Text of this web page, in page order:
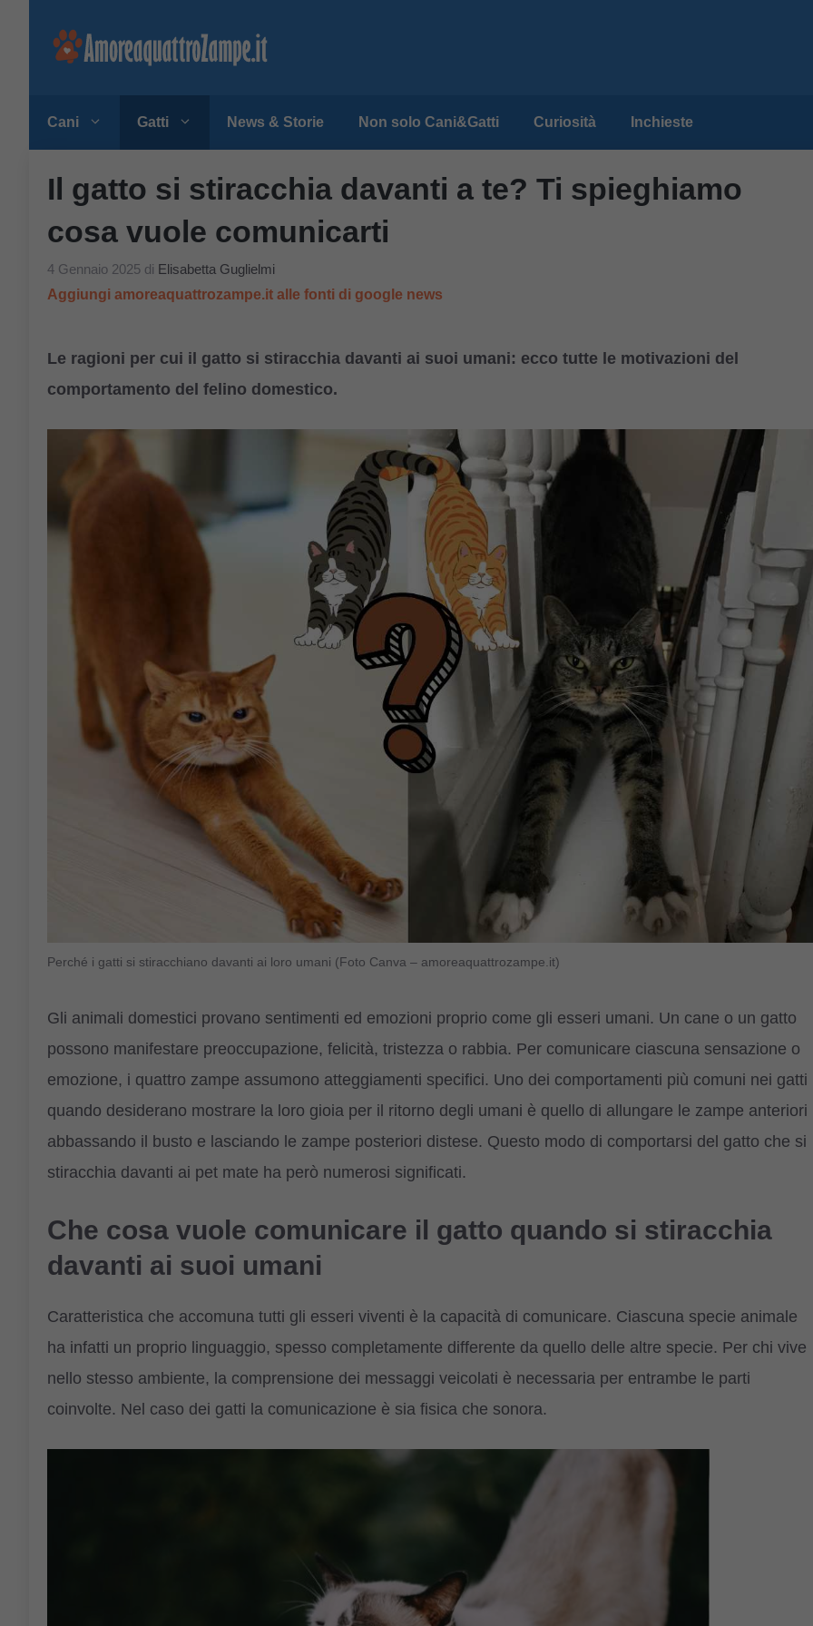
Cani Gatti News & Storie Non solo Cani&Gatti Curiosità Inchieste
Il gatto si stiracchia davanti a te? Ti spieghiamo
cosa vuole comunicarti
4 Gennaio 2025 di Elisabetta Guglielmi
Aggiungi amoreaquattrozampe.it alle fonti di google news
Le ragioni per cui il gatto si stiracchia davanti ai suoi umani: ecco tutte le motivazioni del
comportamento del felino domestico.
Perché i gatti si stiracchiano davanti ai loro umani (Foto Canva – amoreaquattrozampe.it)
Gli animali domestici provano sentimenti ed emozioni proprio come gli esseri umani. Un cane o un gatto
possono manifestare preoccupazione, felicità, tristezza o rabbia. Per comunicare ciascuna sensazione o
emozione, i quattro zampe assumono atteggiamenti specifici. Uno dei comportamenti più comuni nei gatti
quando desiderano mostrare la loro gioia per il ritorno degli umani è quello di allungare le zampe anteriori
abbassando il busto e lasciando le zampe posteriori distese. Questo modo di comportarsi del gatto che si
stiracchia davanti ai pet mate ha però numerosi significati.
Che cosa vuole comunicare il gatto quando si stiracchia
davanti ai suoi umani
Caratteristica che accomuna tutti gli esseri viventi è la capacità di comunicare. Ciascuna specie animale
ha infatti un proprio linguaggio, spesso completamente differente da quello delle altre specie. Per chi vive
nello stesso ambiente, la comprensione dei messaggi veicolati è necessaria per entrambe le parti
coinvolte. Nel caso dei gatti la comunicazione è sia fisica che sonora.